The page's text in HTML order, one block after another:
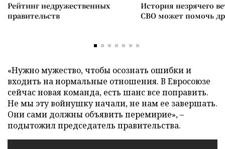
Рейтинг недружественных
правительств
История незрячего
СВО может помочь
«Нужно мужество, чтобы осознать ошибки и
входить на нормальные отношения. В Евросоюзе
сейчас новая команда, есть шанс все поправить.
Не мы эту войнушку начали, не нам ее завершать.
Они сами должны объявить перемирие», –
подытожил председатель правительства.